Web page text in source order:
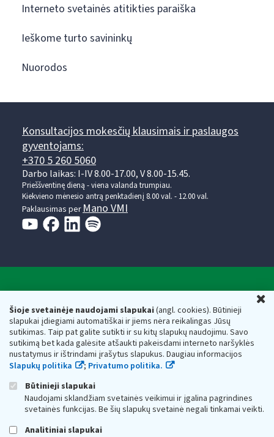
Šioje svetainėje naudojami slapukai(angl. cookies). Būtinieji
slapukai įdiegiami automatiškai ir jiems nėra reikalingas Jūsų
sutikimas. Taip pat galite sutikti ir su kitų slapukų naudojimu. Savo
sutikimą bet kada galėsite atšaukti pakeisdami interneto naršyklės
nustatymus ir ištrindami įrašytus slapukus. Daugiau informacijos
Slapukų politika
; Privatumo politika.
Būtinieji slapukai
Naudojami sklandžiam svetainės veikimui ir įgalina pagrindines
svetainės funkcijas. Be šių slapukų svetainė negali tinkamai veikti.
Analitiniai slapukai
Interneto svetainės atitikties paraiška
Ieškome turto savininkų
Nuorodos
Konsultacijos mokesčių klausimais ir paslaugos
gyventojams:
+370 5 260 5060
Darbo laikas: I-IV 8.00-17.00, V 8.00-15.45.
Prieššventinę dieną - viena valanda trumpiau.
Kiekvieno mėnesio antrą penktadienį 8.00 val. - 12.00 val.
Paklausimas per Mano VMI
Respublikos finansų ministerijos
Biudžetinė įstaiga. Juridinio asmens kodas — 188659752,
adresas: Vasario 16-osios g. 14, 01107 Vilnius, Lietuva, el.paštas:
vmi@vmi.lt, E. pristatymo dėžutės adresas 188659752
Duomenys apie Valstybinę mokesčių inspekciją prie Lietuvos
Respublikos finansų ministerijos kaupiami ir saugomi Juridinių